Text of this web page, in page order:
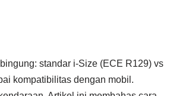
standar i-Size (ECE R129) vs
kompatibilitas dengan mobil.